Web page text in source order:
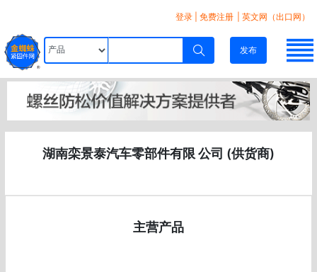
登录 免费注册 | 英文网（出口网）
发布
湖南栾景泰汽车零部件有限 公司 (供货商)
主营产品